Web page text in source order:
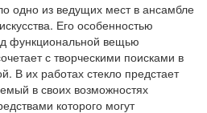
одно из ведущих мест в ансамбле
Его особенностью
функциональной вещью
с творческими поисками в
В их работах стекло предстает
в своих возможностях
которого могут